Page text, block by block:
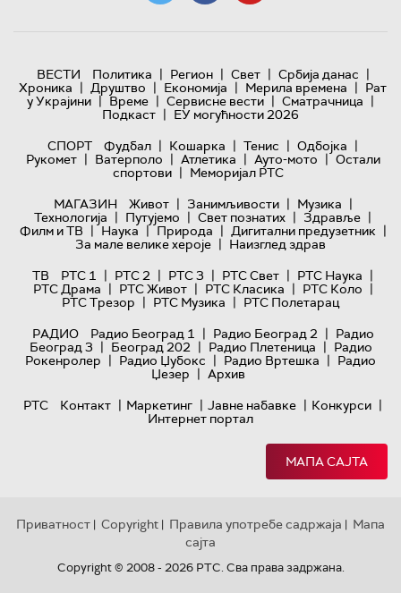
ВЕСТИ Политика | Регион | Свет | Србија данас |
Хроника | Друштво | Економија | Мерила времена | Рат
у Украјини | Време | Сервисне вести | Сматрачница |
Подкаст | ЕУ могућности 2026
СПОРТ
Фудбал | Кошарка | Тенис | Одбојка |
Рукомет | Ватерполо | Атлетика | Ауто-мото | Остали
спортови | Меморијал РТС
МАГАЗИН
Живот | Занимљивости | Музика |
Технологијa | Путујемо | Свет познатих | Здравље |
Филм и ТВ | Наука | Природа | Дигитални предузетник |
За мале велике хероје | Наизглед здрав
ТВ
РТС 1 | РТС 2 | РТС 3 | РТС Свет | РТС Наука |
РТС Драма | РТС Живот | РТС Класика | РТС Коло |
РТС Трезор | РТС Музика | РТС Полетарац
РАДИО
Радио Београд 1 | Радио Београд 2 | Радио
Београд 3 | Београд 202 | Радио Плетеница | Радио
Рокенролер | Радио Џубокс | Радио Вртешка | Радио
Џезер | Архив
РТС
Контакт | Маркетинг | Јавне набавке | Конкурси |
Интернет портал
МАПА САЈТА
Приватност | Copyright | Правила употребе садржаја | Мапа
сајта
Copyright © 2008 - 2026 РТС. Сва права задржана.